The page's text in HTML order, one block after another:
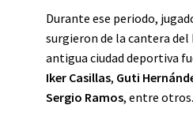
Durante ese periodo,
surgieron de la cantera del
antigua ciudad deportiva
Iker Casillas, Guti
Sergio Ramos, entre otros.